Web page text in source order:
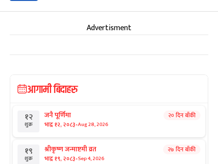
Advertisment
आगामी बिदाहरु
१२
शुक्र
जनै पूर्णिमा
भाद्र १२, २०८३-Aug 28, 2026
२० दिन बाँकी
१९
शुक्र
श्रीकृष्ण जन्माष्टमी व्रत
भाद्र १९, २०८३-Sep 4, 2026
२७ दिन बाँकी